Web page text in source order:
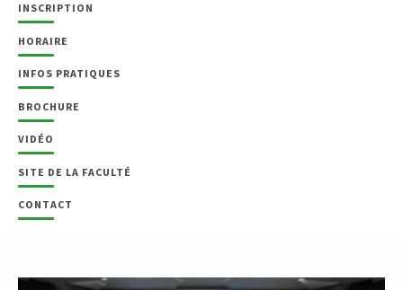
INSCRIPTION
HORAIRE
INFOS PRATIQUES
BROCHURE
VIDÉO
SITE DE LA FACULTÉ
CONTACT